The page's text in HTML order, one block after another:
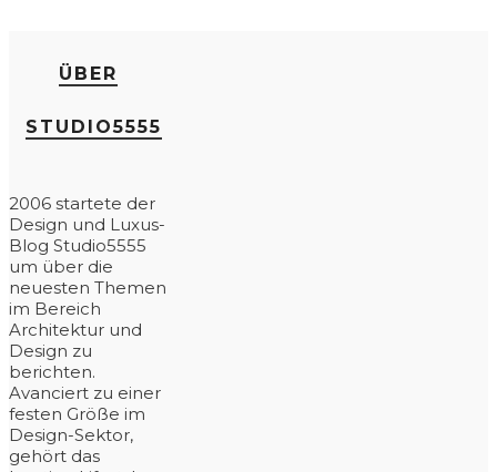
ÜBER
STUDIO5555
2006 startete der
Design und Luxus-
Blog Studio5555
um über die
neuesten Themen
im Bereich
Architektur und
Design zu
berichten.
Avanciert zu einer
festen Größe im
Design-Sektor,
gehört das